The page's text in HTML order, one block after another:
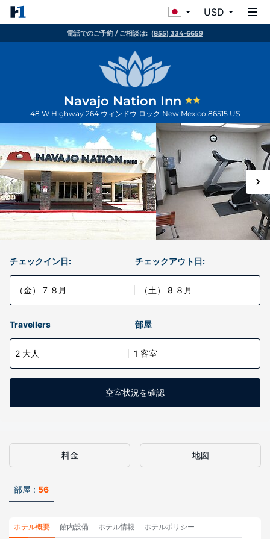
USD
電話でのご予約 / ご相談は: (855) 334-6659
Navajo Nation Inn
48 W Highway 264 ウィンドウ ロック New Mexico 86515 US
チェックイン日:
（金） 7 ８月
チェックアウト日:
（土） 8 ８月
Travellers 部屋
2 大人 1 客室
空室状況を確認
料金 地図
部屋 : 56
ホテル概要 館内設備 ホテル情報 ホテルポリシー